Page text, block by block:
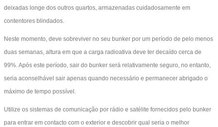
deixadas longe dos outros quartos, armazenadas cuidadosamente em
contentores blindados.
Neste momento, deve sobreviver no seu bunker por um período de pelo menos
duas semanas, altura em que a carga radioativa deve ter decaído cerca de
99%. Após este período, sair do bunker será relativamente seguro, no entanto,
seria aconselhável sair apenas quando necessário e permanecer abrigado o
máximo de tempo possível.
Utilize os sistemas de comunicação por rádio e satélite fornecidos pelo bunker
para entrar em contacto com o exterior e descobrir qual seria o melhor